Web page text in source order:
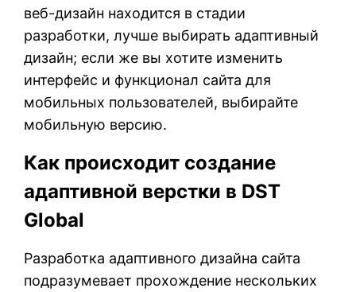
веб-дизайн находится в стадии
разработки, лучше выбирать адаптивный
дизайн; если же вы хотите изменить
интерфейс и функционал сайта для
мобильных пользователей, выбирайте
мобильную версию.
Как происходит создание
адаптивной верстки в DST
Global
Разработка адаптивного дизайна сайта
подразумевает прохождение нескольких